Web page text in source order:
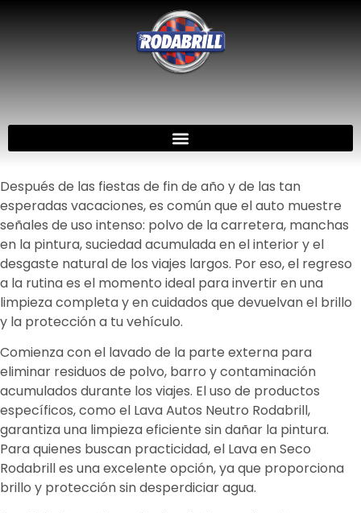
Después de las fiestas de fin de año y de las tan
esperadas vacaciones, es común que el auto muestre
señales de uso intenso: polvo de la carretera, manchas
en la pintura, suciedad acumulada en el interior y el
desgaste natural de los viajes largos. Por eso, el regreso
a la rutina es el momento ideal para invertir en una
limpieza completa y en cuidados que devuelvan el brillo
y la protección a tu vehículo.
Comienza con el lavado de la parte externa para
eliminar residuos de polvo, barro y contaminación
acumulados durante los viajes. El uso de productos
específicos, como el Lava Autos Neutro Rodabrill,
garantiza una limpieza eficiente sin dañar la pintura.
Para quienes buscan practicidad, el Lava en Seco
Rodabrill es una excelente opción, ya que proporciona
brillo y protección sin desperdiciar agua.